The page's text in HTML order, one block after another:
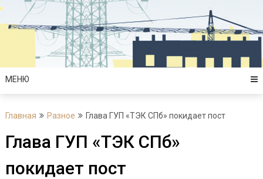
Перейти
содержимому
МЕНЮ
Главная Разное Глава ГУП «ТЭК СПб» покидает пост
Глава ГУП «ТЭК СПб»
покидает пост